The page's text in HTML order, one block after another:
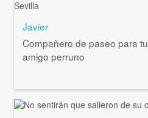
Javier
Compañero de paseo para tu
amigo perruno